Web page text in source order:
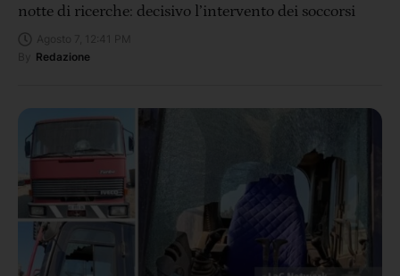
notte di ricerche: decisivo l’intervento dei soccorsi
Redazione